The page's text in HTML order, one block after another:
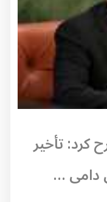
کرد: تأخیر
دامی ...